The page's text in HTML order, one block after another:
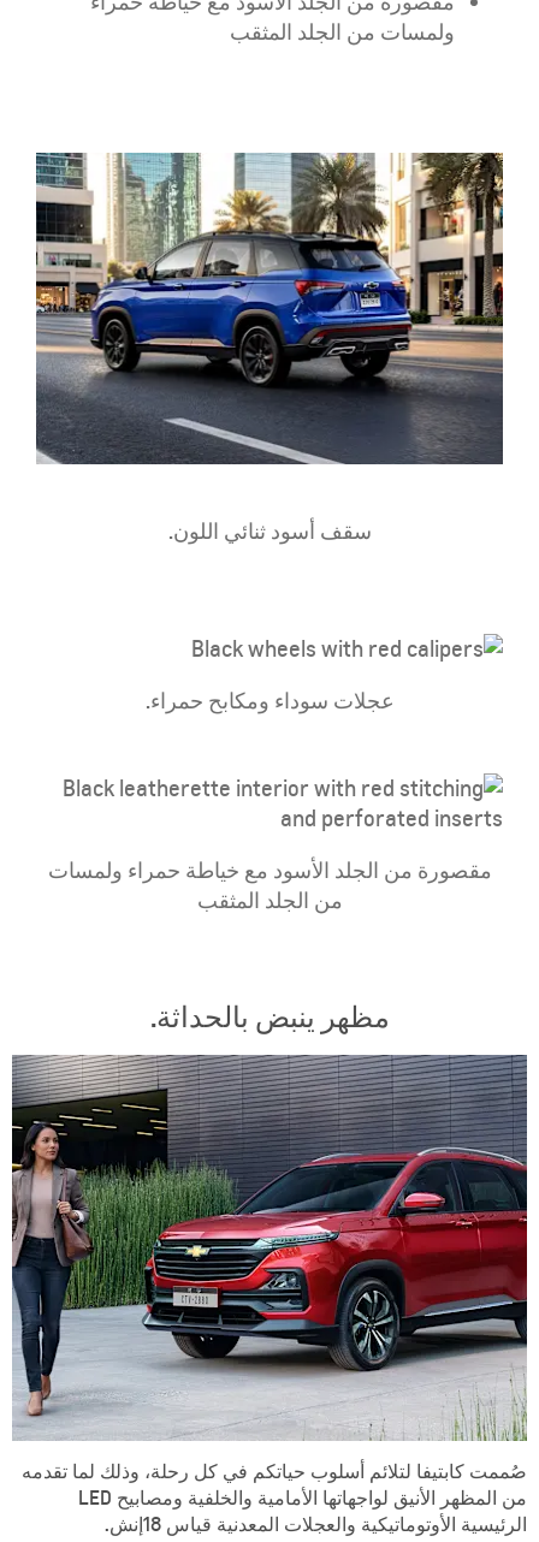
ولمسات من الجلد المثقب
​سقف أسود ثنائي اللون.
​عجلات سوداء ومكابح حمراء.
مقصورة من الجلد الأسود مع خياطة حمراء ولمسات
من الجلد المثقب
مظهر ينبض بالحداثة.
صُممت كابتيفا لتلائم أسلوب حياتكم في كل رحلة، وذلك لما تقدمه
من المظهر الأنيق لواجهاتها الأمامية والخلفية ومصابيح LED
الرئيسية الأوتوماتيكية والعجلات المعدنية قياس 18إنش.